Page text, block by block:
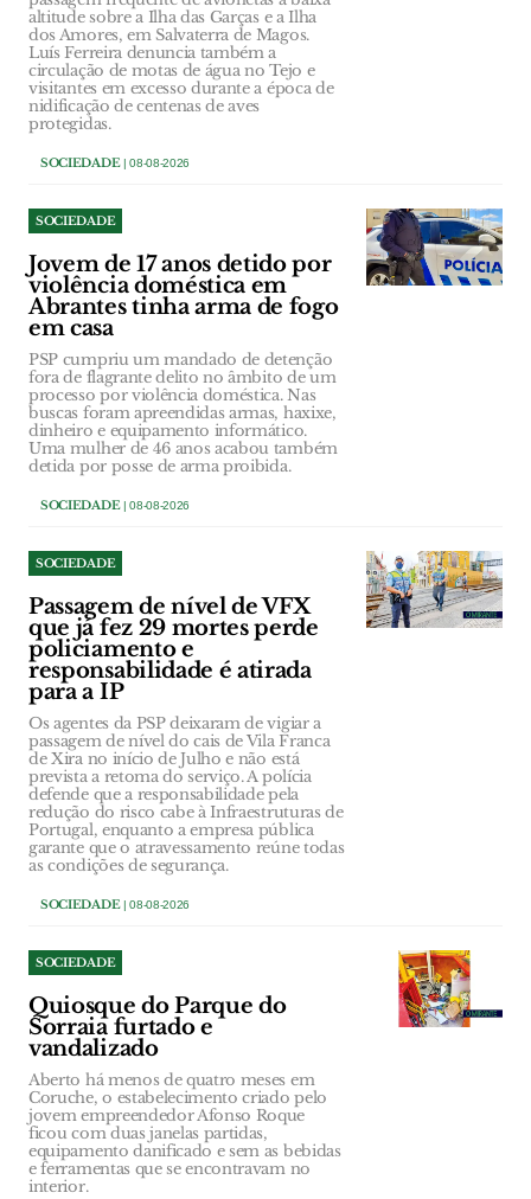
altitude sobre a Ilha das Garças e a Ilha
dos Amores, em Salvaterra de Magos.
Luís Ferreira denuncia também a
circulação de motas de água no Tejo e
visitantes em excesso durante a época de
nidificação de centenas de aves
protegidas.
SOCIEDADE| 08-08-2026
SOCIEDADE
Jovem de 17 anos detido por
violência doméstica em
Abrantes tinha arma de fogo
em casa
PSP cumpriu um mandado de detenção
fora de flagrante delito no âmbito de um
processo por violência doméstica. Nas
buscas foram apreendidas armas, haxixe,
dinheiro e equipamento informático.
Uma mulher de 46 anos acabou também
detida por posse de arma proibida.
SOCIEDADE| 08-08-2026
SOCIEDADE
Passagem de nível de VFX
que já fez 29 mortes perde
policiamento e
responsabilidade é atirada
para a IP
Os agentes da PSP deixaram de vigiar a
passagem de nível do cais de Vila Franca
de Xira no início de Julho e não está
prevista a retoma do serviço. A polícia
defende que a responsabilidade pela
redução do risco cabe à Infraestruturas de
Portugal, enquanto a empresa pública
garante que o atravessamento reúne todas
as condições de segurança.
SOCIEDADE| 08-08-2026
SOCIEDADE
Quiosque do Parque do
Sorraia furtado e
vandalizado
Aberto há menos de quatro meses em
Coruche, o estabelecimento criado pelo
jovem empreendedor Afonso Roque
ficou com duas janelas partidas,
equipamento danificado e sem as bebidas
e ferramentas que se encontravam no
interior.